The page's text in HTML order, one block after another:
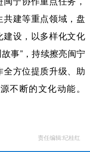
建等重点领域，盘
设，以多样化文化
事”，持续擦亮闽宁
方位提质升级、助
不断的文化动能。
责任编辑:纪桂红